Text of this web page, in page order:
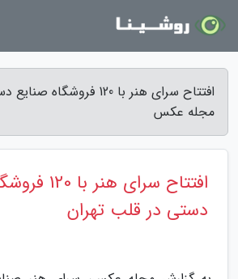
افتتاح سرای هنر با 120
مجله عکس
افتتاح سرای
دستی در قلب تهران